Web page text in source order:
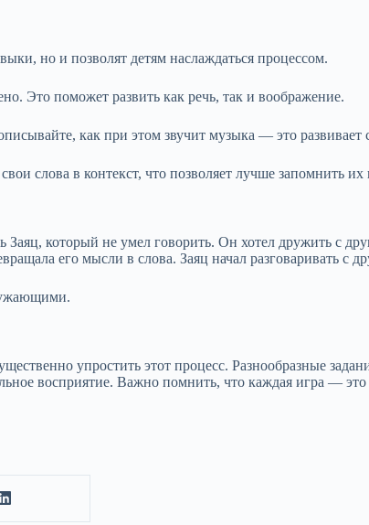
но и позволят детям наслаждаться процессом.
Это поможет развить как речь, так и воображение.
как при этом звучит музыка — это
слова в контекст, что позволяет лучше запомнить
Заяц, который не умел говорить. Он хотел дружить с
его мысли в слова. Заяц начал разговаривать с
упростить этот процесс. Разнообразные
восприятие. Важно помнить, что каждая игра —